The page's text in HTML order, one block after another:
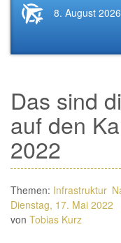
Startseite
8. August 2026
Das sind
auf den
2022
Themen: Infrastruktur
Dienstag, 17. Mai 2022
von Tobias Kurz